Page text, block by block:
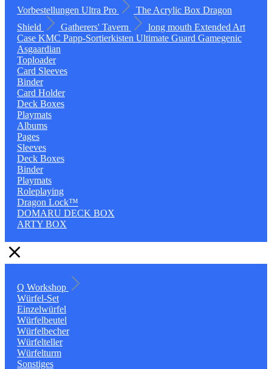
Vorbestellungen Ultra Pro The Acrylic Box Dragon
Shield
Gatherers' Tavern long mouth Extended Art
Case KMC Papp-Sortierkisten Ultimate Guard Gamegenic
Asgaardian
Toploader
Card Sleeves
Binder
Card Holder
Deck Boxes
Playmats
Albums
Pages
Sleeves
Deck Boxes
Binder
Playmats
Roleplaying
Dragon Lock™
DOMARU DECK BOX
ARTY BOX
Q Workshop
Würfel-Set
Einzelwürfel
Würfelbeutel
Würfelbecher
Würfelteller
Würfelturm
Sonstiges